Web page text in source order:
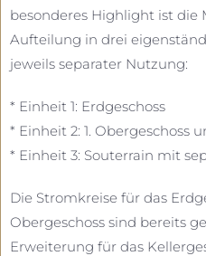
besonderes Highlight ist die
Aufteilung in drei
jeweils separater Nutzung:
* Einheit 1: Erdgeschoss
* Einheit 2: 1. Obergeschoss
* Einheit 3: Souterrain mit
Die Stromkreise für das
Obergeschoss sind bereits
Erweiterung für das